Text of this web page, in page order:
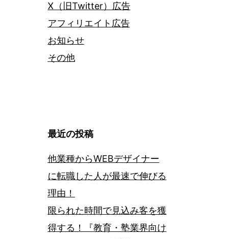
X（旧Twitter）広告
アフィリエイト広告
お知らせ
その他
最近の投稿
他業種からWEBデザイナー
に転職した人が最速で伸びる
理由！
限られた時間で見込み客を獲
得する！『教育・塾業界向け